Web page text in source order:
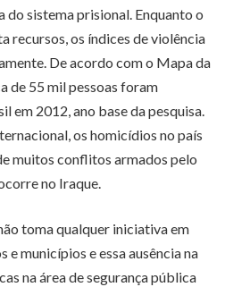
do sistema prisional. Enquanto o
recursos, os índices de violência
De acordo com o Mapa da
de 55 mil pessoas foram
em 2012, ano base da pesquisa.
os homicídios no país
muitos conflitos armados pelo
no Iraque.
toma qualquer iniciativa em
e municípios e essa ausência na
na área de segurança pública